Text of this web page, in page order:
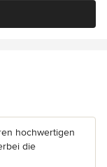
hochwertigen
die